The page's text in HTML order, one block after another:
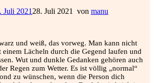
Juli 202128. Juli 2021 von manu
und weiß, das vorweg. Man kann nicht
einem Lächeln durch die Gegend laufen und
Wut und dunkle Gedanken gehören auch
Regen zum Wetter. Es ist völlig „normal“
zu wünschen, wenn die Person dich